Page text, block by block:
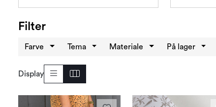
Filter
Farve Tema Materiale På lager
Display